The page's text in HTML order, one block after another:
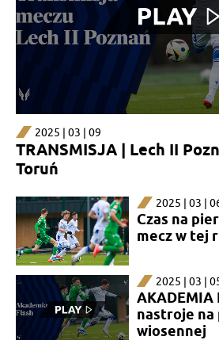
2025 | 03 | 09
TRANSMISJA | Lech II
Toruń
2025 | 03 |
Czas na
mecz w tej
2025 | 03 |
AKADEMIA
nastroje na
wiosennej